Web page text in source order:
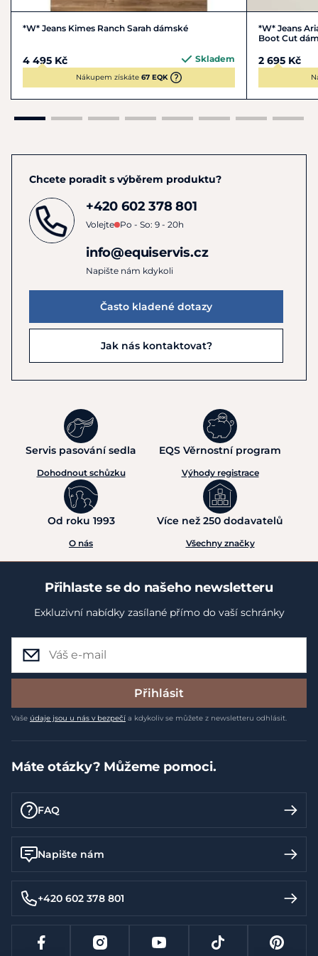
3x1 Right Hand Twill
Gramáž
Kimes Ranch Dillonjsou džíny, na které se můžete
spolehnout – ať už pracujete v terénu, jezdíte na koni nebo
hledáte poctivý westernový styl pro každý den.
*W* Jeans Kimes Ranch Sarah dámské
4 495 Kč Skladem
Nákupem získáte 67 EQK
*W* Jeans
Boot Cut
2 695 Kč
Chcete poradit s výběrem produktu?
+420 602 378 801
Volejte Po - So: 9 - 20h
info@equiservis.cz
Napište nám kdykoli
Často kladené dotazy
Jak nás kontaktovat?
Servis pasování sedla
Dohodnout schůzku
EQS Věrnostní program
Výhody registrace
Od roku 1993
O nás
Více než 250 dodavatelů
Všechny značky
Přihlaste se do našeho newsletteru
Exkluzivní nabídky zasílané přímo do vaší schránky
Přihlásit
Vaše údaje jsou u nás v bezpečí a kdykoliv se můžete z newsletteru odhlásit.
Máte otázky? Můžeme pomoci.
FAQ
Napište nám
+420 602 378 801